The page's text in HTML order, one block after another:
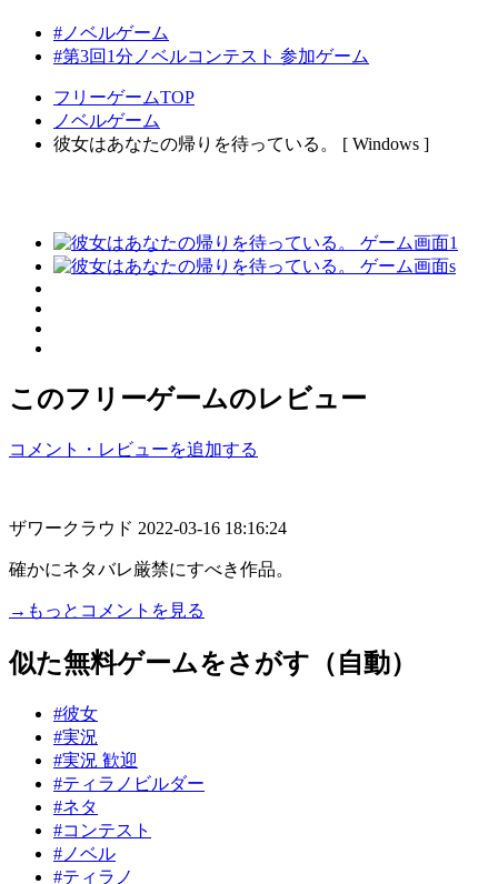
#ノベルゲーム
#第3回1分ノベルコンテスト 参加ゲーム
フリーゲームTOP
ノベルゲーム
彼女はあなたの帰りを待っている。 [ Windows ]
このフリーゲームのレビュー
コメント・レビューを追加する
ザワークラウド 2022-03-16 18:16:24
確かにネタバレ厳禁にすべき作品。
→もっとコメントを見る
似た無料ゲームをさがす（自動）
#彼女
#実況
#実況 歓迎
#ティラノビルダー
#ネタ
#コンテスト
#ノベル
#ティラノ